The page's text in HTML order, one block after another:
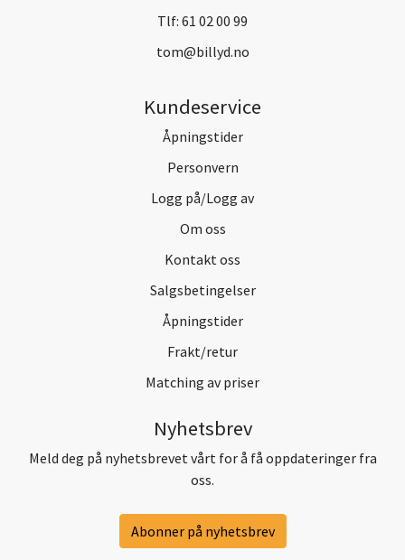
Tlf: 61 02 00 99
tom@billyd.no
Kundeservice
Åpningstider
Personvern
Logg på/Logg av
Om oss
Kontakt oss
Salgsbetingelser
Åpningstider
Frakt/retur
Matching av priser
Nyhetsbrev
Meld deg på nyhetsbrevet vårt for å få oppdateringer fra
oss.
Abonner på nyhetsbrev